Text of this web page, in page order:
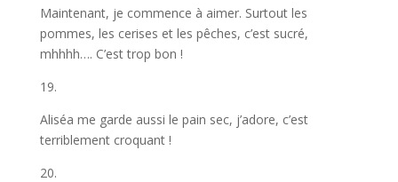
Maintenant, je commence à aimer. Surtout les
pommes, les cerises et les pêches, c’est sucré,
mhhhh…. C’est trop bon !
19.
Aliséa me garde aussi le pain sec, j’adore, c’est
terriblement croquant !
20.